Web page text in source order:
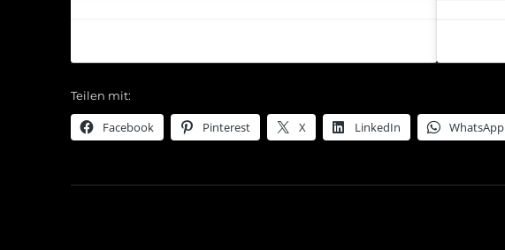
Teilen mit:
Facebook Pinterest X LinkedIn WhatsApp